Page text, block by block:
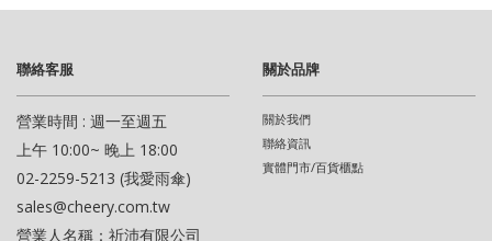
聯絡客服
營業時間 : 週一至週五
上午 10:00~ 晚上 18:00
02-2259-5213 (我愛雨傘)
sales@cheery.com.tw
營業人名稱：祈沛有限公司
關於品牌
關於我們
聯絡資訊
實體門市/百貨櫃點